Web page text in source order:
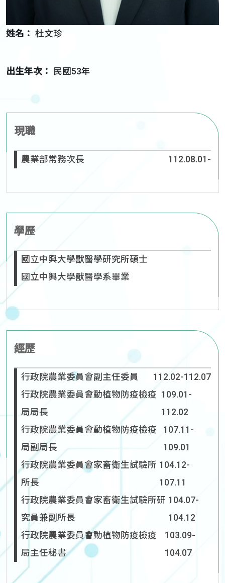
姓名： 杜文珍
出生年次： 民國53年
現職
農業部常務次長 112.08.01-
學歷
國立中興大學獸醫學研究所碩士
國立中興大學獸醫學系畢業
經歷
行政院農業委員會副主任委員
112.02-112.07
行政院農業委員會動植物防疫檢疫
局局長
109.01-
112.02
行政院農業委員會動植物防疫檢疫
局副局長
107.11-
109.01
行政院農業委員會家畜衛生試驗所
所長
104.12-
107.11
行政院農業委員會家畜衛生試驗所研
究員兼副所長
104.07-
104.12
行政院農業委員會動植物防疫檢疫
局主任秘書
103.09-
104.07